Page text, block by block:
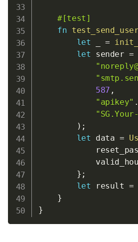
#[test]
fn
let _ =
let sender =
587 ,
"apikey" .
) ;
let data =
} ;
let result =
}
}